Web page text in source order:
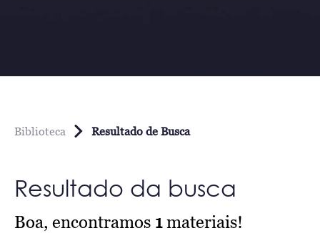
Biblioteca Resultado de Busca
Resultado da busca
Boa, encontramos 1materiais!